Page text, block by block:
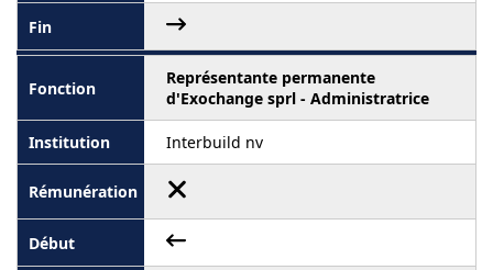
Représentante permanente
d'Exochange sprl - Administratrice
Interbuild nv